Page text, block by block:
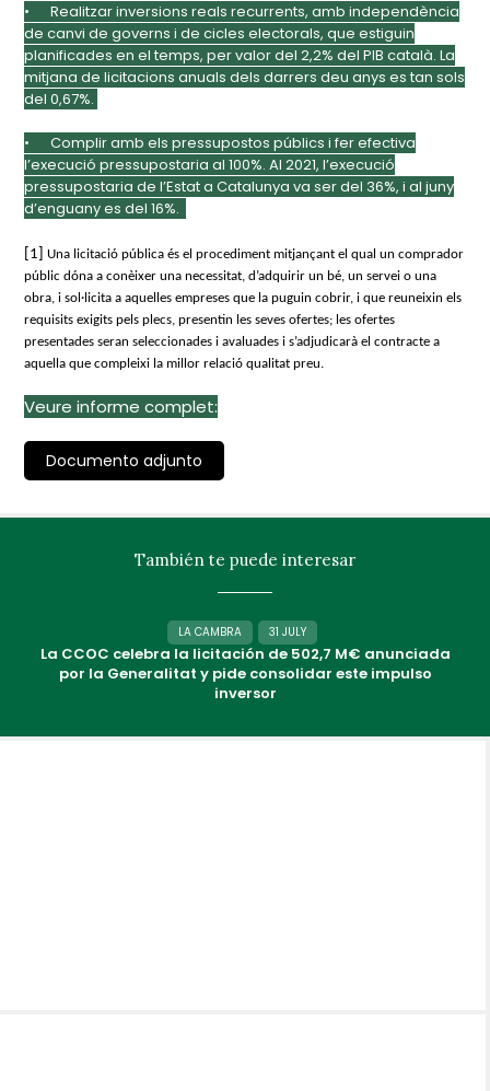
•
Realitzar inversions reals recurrents, amb independència
de canvi de governs i de cicles electorals, que estiguin
planificades en el temps, per valor del 2,2% del PIB català. La
mitjana de licitacions anuals dels darrers deu anys es tan sols
del 0,67%.
•
Complir amb els pressupostos públics i fer efectiva
l’execució pressupostaria al 100%. Al 2021, l’execució
pressupostaria de l’Estat a Catalunya va ser del 36%, i al juny
d’enguany es del 16%.
[1]
Una licitació pública és el procediment mitjançant el qual un comprador
públic dóna a conèixer una necessitat, d’adquirir un bé, un servei o una
obra, i sol·licita a aquelles empreses que la puguin cobrir, i que reuneixin els
requisits exigits pels plecs, presentin les seves ofertes; les ofertes
presentades seran seleccionades i avaluades i s’adjudicarà el contracte a
aquella que compleixi la millor relació qualitat preu.
Veure informe complet:
Documento adjunto
También te puede interesar
LA CAMBRA 31 JULY
La CCOC celebra la licitación de 502,7 M€ anunciada
por la Generalitat y pide consolidar este impulso
inversor